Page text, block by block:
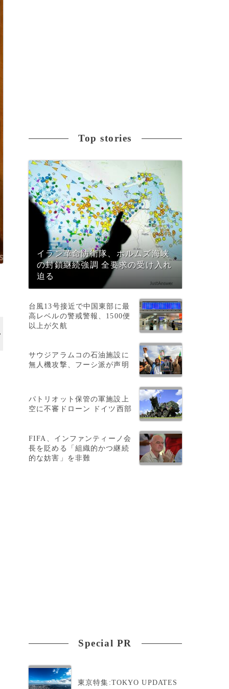
Top stories
イラン革命防衛隊、ホルムズ海峡
の封鎖継続強調 全要求の受け入れ
迫る
台風13号接近で中国東部に最
高レベルの警戒警報、1500便
以上が欠航
サウジアラムコの石油施設に
無人機攻撃、フーシ派が声明
パトリオット保管の軍施設上
空に不審ドローン ドイツ西部
FIFA、インファンティーノ会
長を貶める「組織的かつ継続
的な妨害」を非難
Special PR
東京特集:TOKYO UPDATES